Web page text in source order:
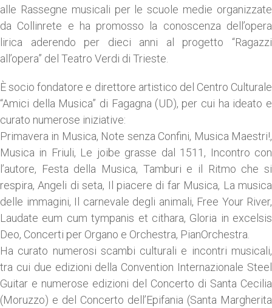
alle Rassegne musicali per le scuole medie organizzate
da Collinrete e ha promosso la conoscenza dell’opera
lirica aderendo per dieci anni al progetto “Ragazzi
all’opera” del Teatro Verdi di Trieste.
È socio fondatore e direttore artistico del Centro Culturale
“Amici della Musica” di Fagagna (UD), per cui ha ideato e
curato numerose iniziative:
Primavera in Musica, Note senza Confini, Musica Maestri!,
Musica in Friuli, Le joibe grasse dal 1511, Incontro con
l’autore, Festa della Musica, Tamburi e il Ritmo che si
respira, Angeli di seta, Il piacere di far Musica, La musica
delle immagini, Il carnevale degli animali, Free Your River,
Laudate eum cum tympanis et cithara, Gloria in excelsis
Deo, Concerti per Organo e Orchestra, PianOrchestra.
Ha curato numerosi scambi culturali e incontri musicali,
tra cui due edizioni della Convention Internazionale Steel
Guitar e numerose edizioni del Concerto di Santa Cecilia
(Moruzzo) e del Concerto dell’Epifania (Santa Margherita